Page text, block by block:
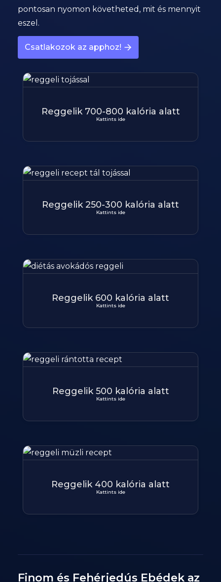
pontosan nyomon követheted, mit és mennyit
eszel.
Csatlakozok az apphoz!
Reggelik 700-800 kalória alatt
Kattints ide
Reggelik 250-300 kalória alatt
Kattints ide
Reggelik 600 kalória alatt
Kattints ide
Reggelik 500 kalória alatt
Kattints ide
Reggelik 400 kalória alatt
Kattints ide
Finom és Fehérjedús Ebédek az